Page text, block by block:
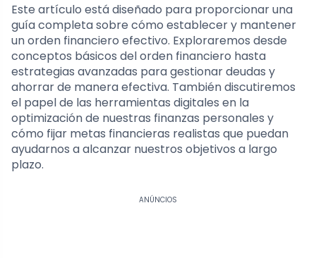
Este artículo está diseñado para proporcionar una
guía completa sobre cómo establecer y mantener
un orden financiero efectivo. Exploraremos desde
conceptos básicos del orden financiero hasta
estrategias avanzadas para gestionar deudas y
ahorrar de manera efectiva. También discutiremos
el papel de las herramientas digitales en la
optimización de nuestras finanzas personales y
cómo fijar metas financieras realistas que puedan
ayudarnos a alcanzar nuestros objetivos a largo
plazo.
ANÚNCIOS